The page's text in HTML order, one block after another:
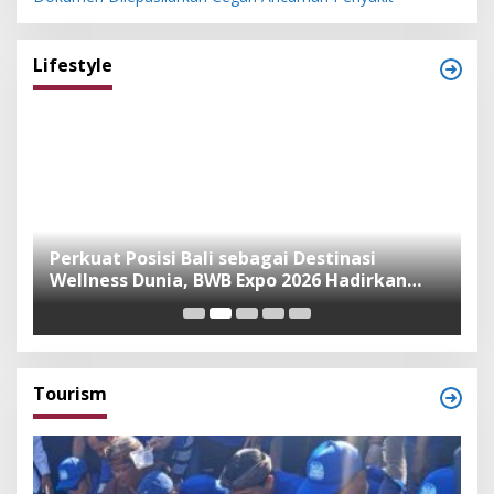
Lifestyle
Perkuat Posisi Bali sebagai Destinasi
Wellness Dunia, BWB Expo 2026 Hadirkan
Exhibitor Nasional dan Global
Tourism